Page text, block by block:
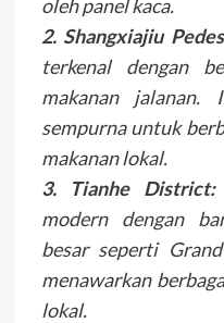
oleh panel kaca.
2. Shangxiajiu
terkenal dengan
makanan
sempurna untuk
makanan lokal.
3. Tianhe District:
modern dengan
besar seperti
menawarkan
lokal.